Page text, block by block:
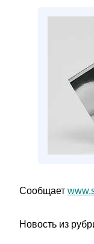
Сообщает
Новость из